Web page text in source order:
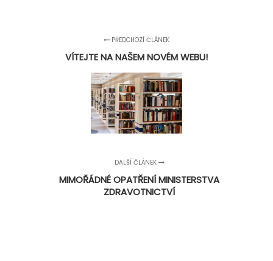
PŘEDCHOZÍ ČLÁNEK
VÍTEJTE NA NAŠEM NOVÉM WEBU!
DALŠÍ ČLÁNEK
MIMOŘÁDNÉ OPATŘENÍ MINISTERSTVA
ZDRAVOTNICTVÍ